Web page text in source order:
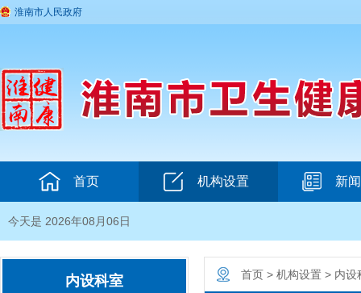
淮南市人民政府
首页 机构设置 新
今天是 2026年08月06日
内设科室 首页 > 机构设置 > 内设